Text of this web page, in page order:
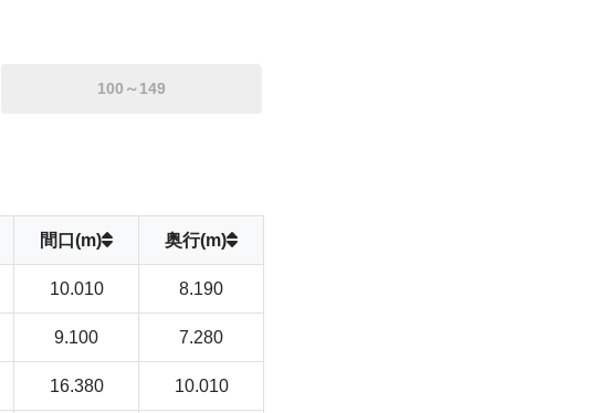
100～149
間口(m) 奥行(m)
10.010 8.190
9.100 7.280
16.380 10.010